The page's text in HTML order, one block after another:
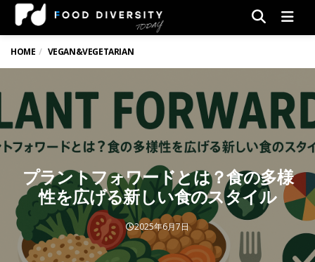
HOME VEGAN&VEGETARIAN
プラントフォワードとは？食の多様
性を広げる新しい食のスタイル
2025年6月7日